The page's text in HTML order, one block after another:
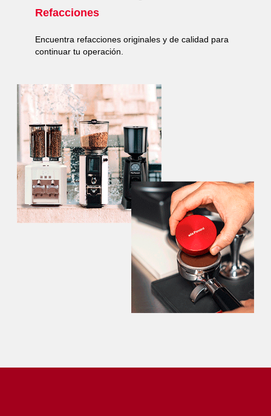
Refacciones
Encuentra refacciones originales y de calidad para
continuar tu operación.